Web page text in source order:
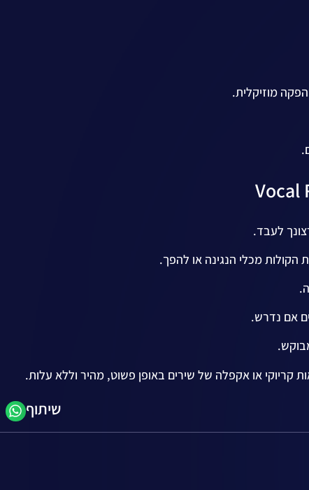
מוזיקלית.
לעבד.
מכלי הנגינה או להפך.
אם נדרש.
קריוקי או אקפלה של שירים באופן פשוט, מהיר וללא עלות.
שיתוף